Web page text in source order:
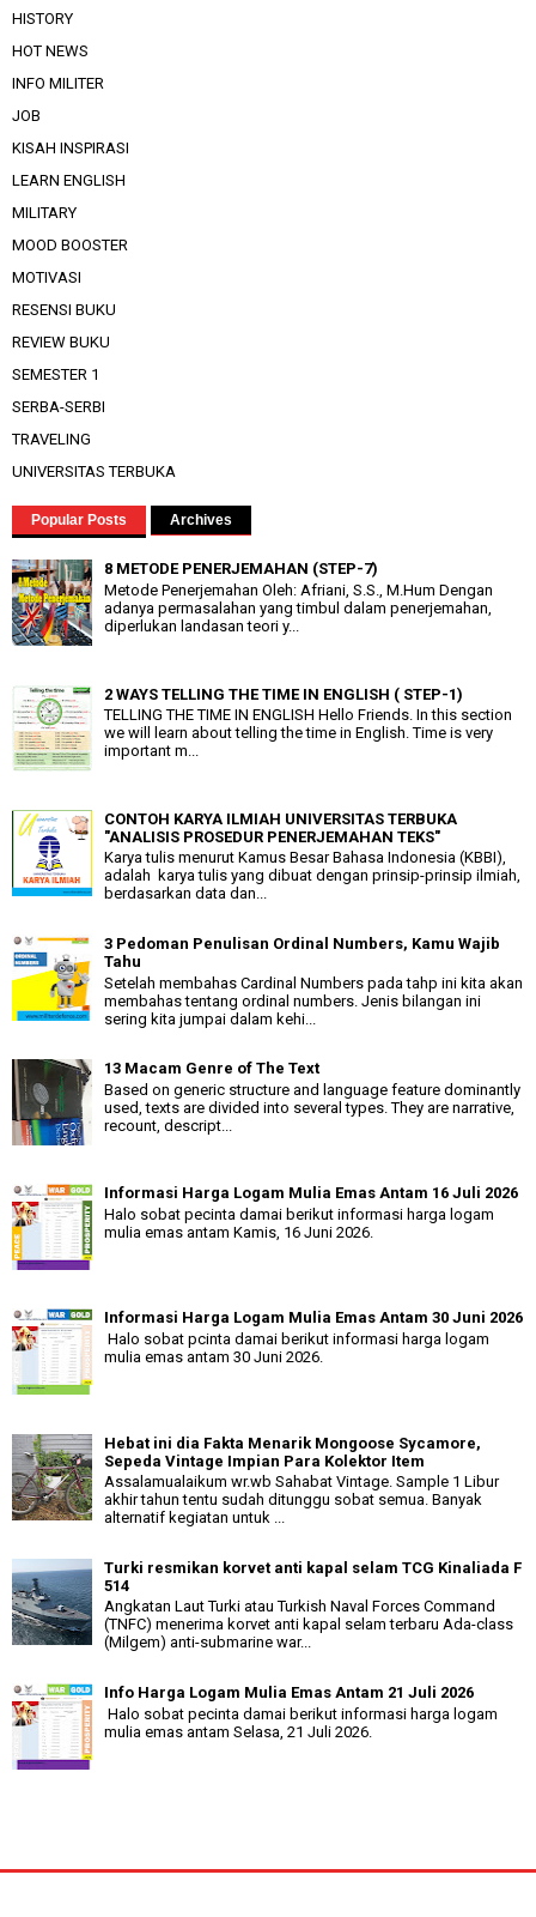
HISTORY
HOT NEWS
INFO MILITER
JOB
KISAH INSPIRASI
LEARN ENGLISH
MILITARY
MOOD BOOSTER
MOTIVASI
RESENSI BUKU
REVIEW BUKU
SEMESTER 1
SERBA-SERBI
TRAVELING
UNIVERSITAS TERBUKA
Popular Posts Archives
8 METODE PENERJEMAHAN (STEP-7)
Metode Penerjemahan Oleh: Afriani, S.S., M.Hum Dengan
adanya permasalahan yang timbul dalam penerjemahan,
diperlukan landasan teori y...
2 WAYS TELLING THE TIME IN ENGLISH ( STEP-1)
TELLING THE TIME IN ENGLISH Hello Friends. In this section
we will learn about telling the time in English. Time is very
important m...
CONTOH KARYA ILMIAH UNIVERSITAS TERBUKA
"ANALISIS PROSEDUR PENERJEMAHAN TEKS"
Karya tulis menurut Kamus Besar Bahasa Indonesia (KBBI),
adalah karya tulis yang dibuat dengan prinsip-prinsip ilmiah,
berdasarkan data dan...
3 Pedoman Penulisan Ordinal Numbers, Kamu Wajib
Tahu
Setelah membahas Cardinal Numbers pada tahp ini kita akan
membahas tentang ordinal numbers. Jenis bilangan ini
sering kita jumpai dalam kehi...
13 Macam Genre of The Text
Based on generic structure and language feature dominantly
used, texts are divided into several types. They are narrative,
recount, descript...
Informasi Harga Logam Mulia Emas Antam 16 Juli 2026
Halo sobat pecinta damai berikut informasi harga logam
mulia emas antam Kamis, 16 Juni 2026.
Informasi Harga Logam Mulia Emas Antam 30 Juni 2026
Halo sobat pcinta damai berikut informasi harga logam
mulia emas antam 30 Juni 2026.
Hebat ini dia Fakta Menarik Mongoose Sycamore,
Sepeda Vintage Impian Para Kolektor Item
Assalamualaikum wr.wb Sahabat Vintage. Sample 1 Libur
akhir tahun tentu sudah ditunggu sobat semua. Banyak
alternatif kegiatan untuk ...
Turki resmikan korvet anti kapal selam TCG Kinaliada F
514
Angkatan Laut Turki atau Turkish Naval Forces Command
(TNFC) menerima korvet anti kapal selam terbaru Ada-class
(Milgem) anti-submarine war...
Info Harga Logam Mulia Emas Antam 21 Juli 2026
Halo sobat pecinta damai berikut informasi harga logam
mulia emas antam Selasa, 21 Juli 2026.